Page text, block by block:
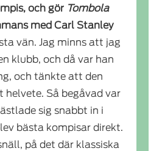
och gör Tombola
med Carl Stanley
vän. Jag minns att jag
klubb, och då var han
och tänkte att den
helvete. Så begåvad var
sig snabbt in i
bästa kompisar direkt.
på det där klassiska